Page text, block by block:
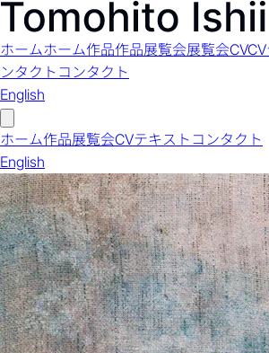
ホームホーム作品作品展覧会展覧会CVCV
ンタクト コンタクト
English
ホーム作品展覧会CVテキスト コンタクト
English